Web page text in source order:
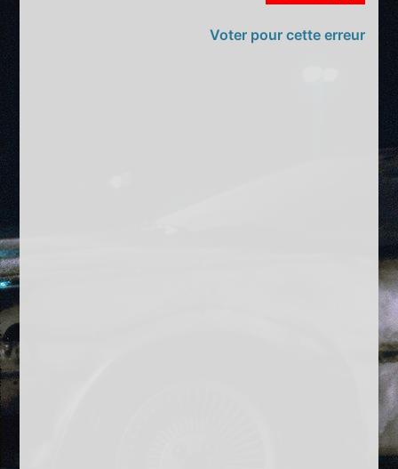
Voter pour cette erreur